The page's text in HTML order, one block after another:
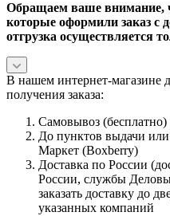
Обращаем ваше внимание,
которые оформили заказ с
отгрузка осуществляется
В нашем интернет-магазине
получения заказа:
Самовывоз (бесплатно)
До пунктов выдачи
Маркет (Boxberry)
Доставка по России
России, службы
заказать доставку до
указанных компаний